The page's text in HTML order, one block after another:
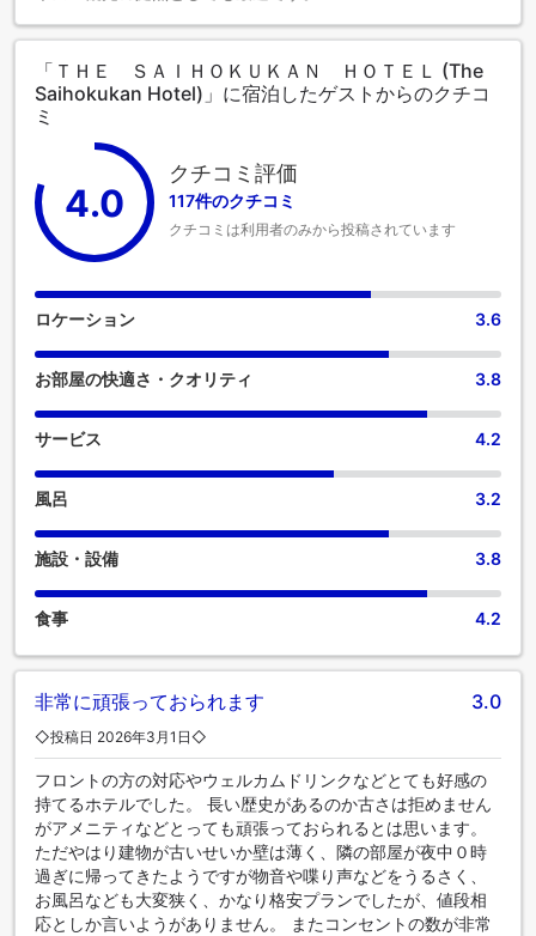
「ＴＨＥ ＳＡＩＨＯＫＵＫＡＮ ＨＯＴＥＬ (The
Saihokukan Hotel)」に宿泊したゲストからのクチコ
ミ
4.0
クチコミ評価
117件のクチコミ
クチコミは利用者のみから投稿されています
ロケーション 3.6
お部屋の快適さ・クオリティ 3.8
サービス 4.2
風呂 3.2
施設・設備 3.8
食事 4.2
非常に頑張っておられます 3.0
◇投稿日 2026年3月1日◇
フロントの方の対応やウェルカムドリンクなどとても好感の
持てるホテルでした。 長い歴史があるのか古さは拒めません
がアメニティなどとっても頑張っておられるとは思います。
ただやはり建物が古いせいか壁は薄く、隣の部屋が夜中０時
過ぎに帰ってきたようですが物音や喋り声などをうるさく、
お風呂なども大変狭く、かなり格安プランでしたが、値段相
応としか言いようがありません。 またコンセントの数が非常